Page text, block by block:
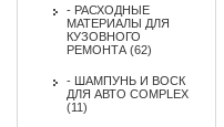
- РАСХОДНЫЕ
МАТЕРИАЛЫ ДЛЯ
КУЗОВНОГО
РЕМОНТА (62)
- ШАМПУНЬ И ВОСК
ДЛЯ АВТО СOMPLEX
(11)